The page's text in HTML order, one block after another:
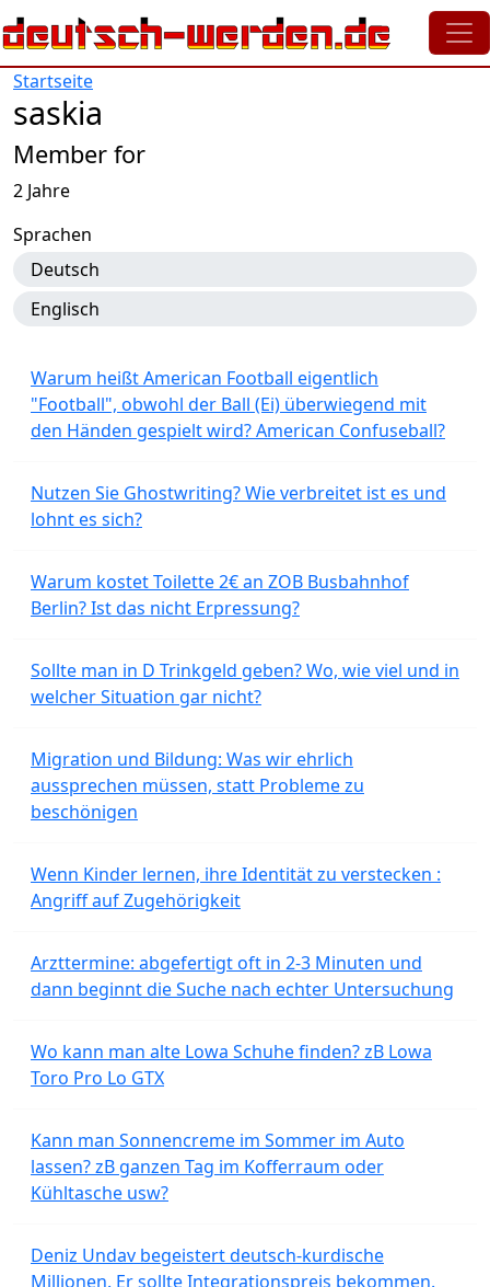
Direkt zum Inhalt
Startseite
saskia
Member for
2 Jahre
Sprachen
Deutsch
Englisch
Warum heißt American Football eigentlich
"Football", obwohl der Ball (Ei) überwiegend mit
den Händen gespielt wird? American Confuseball?
Nutzen Sie Ghostwriting? Wie verbreitet ist es und
lohnt es sich?
Warum kostet Toilette 2€ an ZOB Busbahnhof
Berlin? Ist das nicht Erpressung?
Sollte man in D Trinkgeld geben? Wo, wie viel und in
welcher Situation gar nicht?
Migration und Bildung: Was wir ehrlich
aussprechen müssen, statt Probleme zu
beschönigen
Wenn Kinder lernen, ihre Identität zu verstecken :
Angriff auf Zugehörigkeit
Arzttermine: abgefertigt oft in 2-3 Minuten und
dann beginnt die Suche nach echter Untersuchung
Wo kann man alte Lowa Schuhe finden? zB Lowa
Toro Pro Lo GTX
Kann man Sonnencreme im Sommer im Auto
lassen? zB ganzen Tag im Kofferraum oder
Kühltasche usw?
Deniz Undav begeistert deutsch-kurdische
Millionen. Er sollte Integrationspreis bekommen.